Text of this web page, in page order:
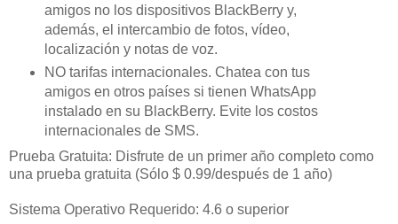
amigos no los dispositivos BlackBerry y,
además, el intercambio de fotos, vídeo,
localización y notas de voz.
NO tarifas internacionales. Chatea con tus
amigos en otros países si tienen WhatsApp
instalado en su BlackBerry. Evite los costos
internacionales de SMS.
Prueba Gratuita: Disfrute de un primer año completo como
una prueba gratuita (Sólo $ 0.99/después de 1 año)
Sistema Operativo Requerido: 4.6 o superior